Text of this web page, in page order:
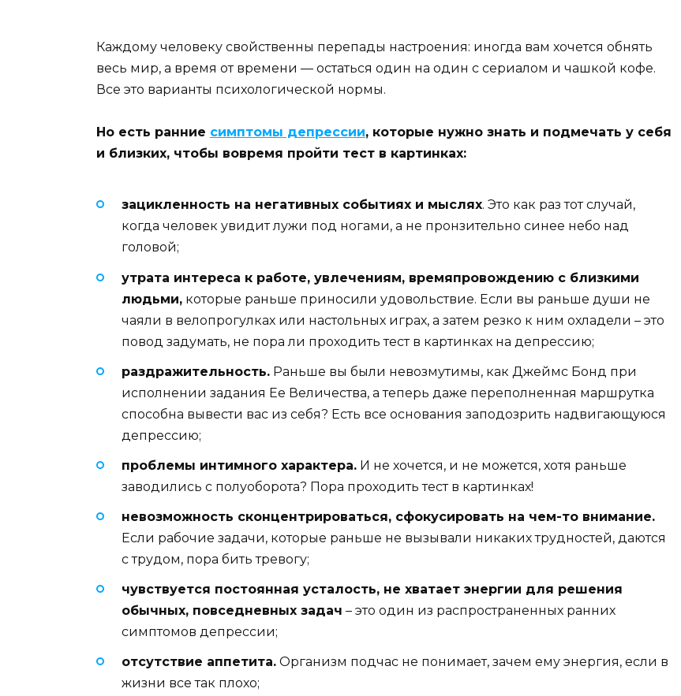
Каждому человеку свойственны перепады настроения: иногда вам хочется обнять
весь мир, а время от времени — остаться один на один с сериалом и чашкой кофе.
Все это варианты психологической нормы.
Но есть ранние симптомы депрессии, которые нужно знать и подмечать у себя
и близких, чтобы вовремя пройти тест в картинках:
зацикленность на негативных событиях и мыслях. Это как раз тот случай,
когда человек увидит лужи под ногами, а не пронзительно синее небо над
головой;
утрата интереса к работе, увлечениям, времяпровождению с близкими
людьми, которые раньше приносили удовольствие. Если вы раньше души не
чаяли в велопрогулках или настольных играх, а затем резко к ним охладели – это
повод задумать, не пора ли проходить тест в картинках на депрессию;
раздражительность. Раньше вы были невозмутимы, как Джеймс Бонд при
исполнении задания Ее Величества, а теперь даже переполненная маршрутка
способна вывести вас из себя? Есть все основания заподозрить надвигающуюся
депрессию;
проблемы интимного характера. И не хочется, и не можется, хотя раньше
заводились с полуоборота? Пора проходить тест в картинках!
невозможность сконцентрироваться, сфокусировать на чем-то внимание.
Если рабочие задачи, которые раньше не вызывали никаких трудностей, даются
с трудом, пора бить тревогу;
чувствуется постоянная усталость, не хватает энергии для решения
обычных, повседневных задач – это один из распространенных ранних
симптомов депрессии;
отсутствие аппетита. Организм подчас не понимает, зачем ему энергия, если в
жизни все так плохо;